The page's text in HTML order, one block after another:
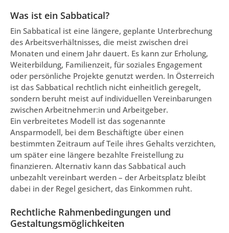
Was ist ein Sabbatical?
Ein Sabbatical ist eine längere, geplante Unterbrechung
des Arbeitsverhältnisses, die meist zwischen drei
Monaten und einem Jahr dauert. Es kann zur Erholung,
Weiterbildung, Familienzeit, für soziales Engagement
oder persönliche Projekte genutzt werden. In Österreich
ist das Sabbatical rechtlich nicht einheitlich geregelt,
sondern beruht meist auf individuellen Vereinbarungen
zwischen Arbeitnehmer:in und Arbeitgeber.
Ein verbreitetes Modell ist das sogenannte
Ansparmodell, bei dem Beschäftigte über einen
bestimmten Zeitraum auf Teile ihres Gehalts verzichten,
um später eine längere bezahlte Freistellung zu
finanzieren. Alternativ kann das Sabbatical auch
unbezahlt vereinbart werden – der Arbeitsplatz bleibt
dabei in der Regel gesichert, das Einkommen ruht.
Rechtliche Rahmenbedingungen und
Gestaltungsmöglichkeiten